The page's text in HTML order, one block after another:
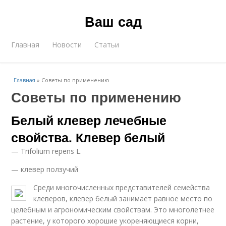
Ваш сад
Главная Новости Статьи
Главная » Советы по применению
Советы по применению
Белый клевер лечебные
свойства. Клевер белый
— Trifolium repens L.
— клевер ползучий
Среди многочисленных представителей семейства
клеверов, клевер белый занимает равное место по
целебным и агрономическим свойствам. Это многолетнее
растение, у которого хорошие укореняющиеся корни,